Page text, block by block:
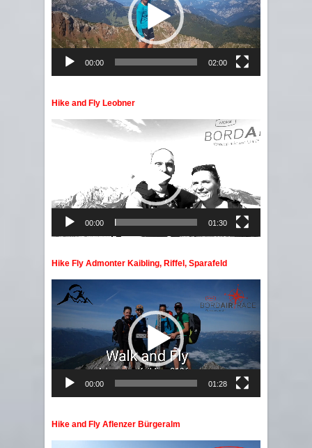
00:00 02:00
Hike and Fly Leobner
Video
00:00 01:30
Hike Fly Admonter Kaibling, Riffel, Sparafeld
Video
Player
00:00 01:28
Hike and Fly Aflenzer Bürgeralm